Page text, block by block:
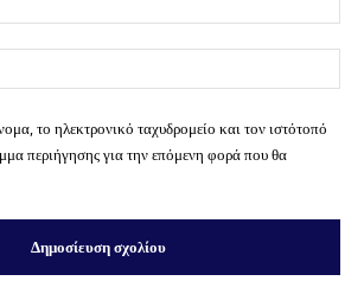
το ηλεκτρονικό ταχυδρομείο και τον ιστότοπό
περιήγησης για την επόμενη φορά που θα